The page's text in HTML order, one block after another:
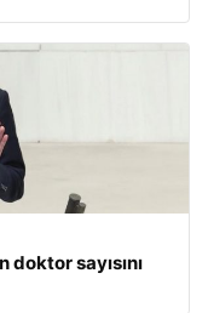
sayısını